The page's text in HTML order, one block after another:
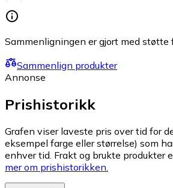
Sammenligningen er gjort med støtte
Sammenlign produkter
Annonse
Prishistorikk
Grafen viser laveste pris over tid for
eksempel farge eller størrelse) som
enhver tid. Frakt og brukte produkter
mer om prishistorikken.